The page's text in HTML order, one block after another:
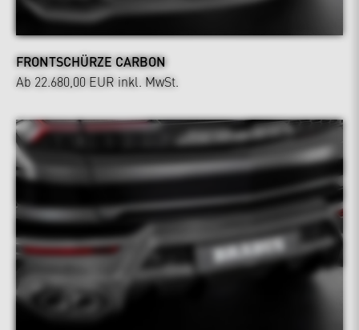
FRONTSCHÜRZE CARBON
Ab 22.680,00 EUR inkl. MwSt.